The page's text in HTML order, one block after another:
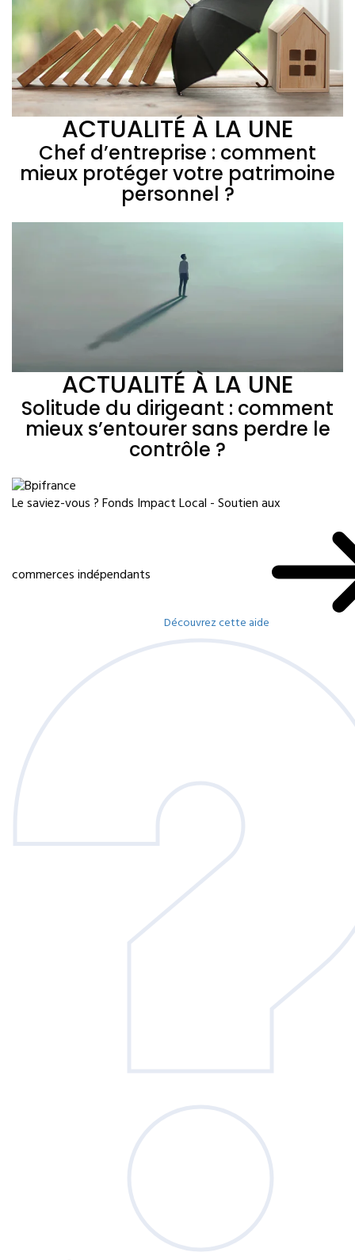
ACTUALITÉ À LA UNE
Chef d’entreprise : comment
mieux protéger votre patrimoine
personnel ?
ACTUALITÉ À LA UNE
Solitude du dirigeant : comment
mieux s’entourer sans perdre le
contrôle ?
Le saviez-vous ?Fonds Impact Local - Soutien aux
commerces indépendants
Découvrez cette aide